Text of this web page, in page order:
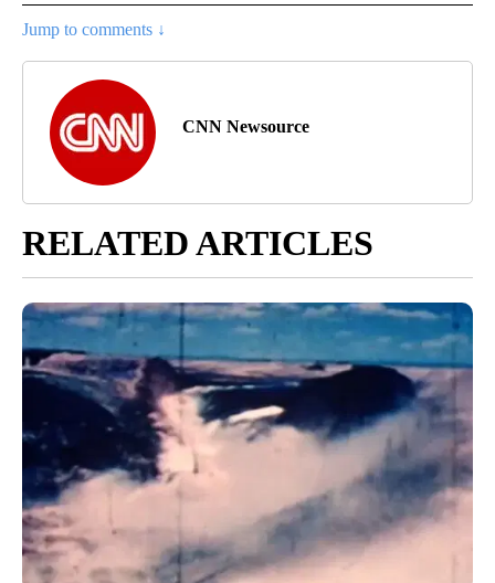
Jump to comments ↓
CNN Newsource
RELATED ARTICLES